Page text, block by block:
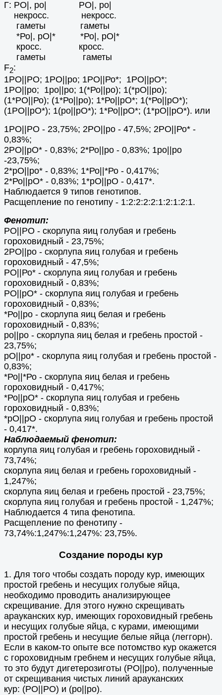
Г: РO|, ро| РO|, ро|
некросс. некросс.
гаметы гаметы
*Ро|, рО|* *Ро|, рО|*
кросс. кросс.
гаметы гаметы
F2:
1РО||РО; 1РО||ро; 1РО||Ро*; 1РО||рО*;
1РО||ро; 1ро||ро; 1(*Ро||ро); 1(*рО||ро);
(1*РО||Ро); (1*Ро||ро); 1*Ро||рО*; 1(*Ро||рО*);
(1РО||рО*); 1(ро||рО*); 1*Ро||рО*; (1*рО||рО*). или
1РО||РО - 23,75%; 2РО||ро - 47,5%; 2РО||Ро* -
0,83%;
2РО||рО* - 0,83%; 2*Ро||ро - 0,83%; 1ро||ро
-23,75%;
2*рО||ро* - 0,83%; 1*Ро||*Ро - 0,417%;
2*Ро||рО* - 0,83%; 1*рО||рО - 0,417*.
Наблюдается 9 типов генотипов.
Расщепление по генотипу - 1:2:2:2:2:1:2:1:2:1.
Фенотип:
РО||РО - скорлупа яиц голубая и гребень
гороховидный - 23,75%;
2РО||ро - скорлупа яиц голубая и гребень
гороховидный - 47,5%;
РО||Ро* - скорлупа яиц голубая и гребень
гороховидный - 0,83%;
РО||рО* - скорлупа яиц голубая и гребень
гороховидный - 0,83%;
*Ро||ро - скорлупа яиц белая и гребень
гороховидный - 0,83%;
ро||ро - скорлупа яиц белая и гребень простой -
23,75%;
рО||ро* - скорлупа яиц голубая и гребень простой -
0,83%;
*Ро||*Ро - скорлупа яиц белая и гребень
гороховидный - 0,417%;
*Ро||рО* - скорлупа яиц голубая и гребень
гороховидный - 0,83%;
*рО||рО - скорлупа яиц голубая и гребень простой
- 0,417*.
Наблюдаемый фенотип:
корлупа яиц голубая и гребень гороховидный -
73,74%;
скорлупа яиц белая и гребень гороховидный -
1,247%;
скорлупа яиц белая и гребень простой - 23,75%;
скорлупа яиц голубая и гребень простой - 1,247%;
Наблюдается 4 типа фенотипа.
Расщепление по фенотипу -
73,74%:1,247%:1,247%: 23,75%.
Создание породы кур
1. Для того чтобы создать породу кур, имеющих
простой гребень и несущих голубые яйца,
необходимо проводить анализирующее
скрещивание. Для этого нужно скрещивать
арауканских кур, имеющих гороховидный гребень
и несущих голубые яйца, с курами, имеющими
простой гребень и несущие белые яйца (леггорн).
Если в каком-то опыте все потомство кур окажется
с гороховидным гребнем и несущих голубые яйца,
то это будут дигетерозиготы (РO||po), полученные
от скрещивания чистых линий арауканских
кур: (РO||РО) и (ро||po).